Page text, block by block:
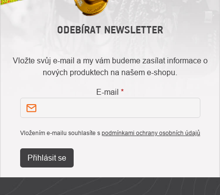
ODEBÍRAT NEWSLETTER
Vložte svůj e-mail a my vám budeme zasílat informace o
nových produktech na našem e-shopu.
E-mail
Vložením e-mailu souhlasíte s podmínkami ochrany osobních údajů
Přihlásit se